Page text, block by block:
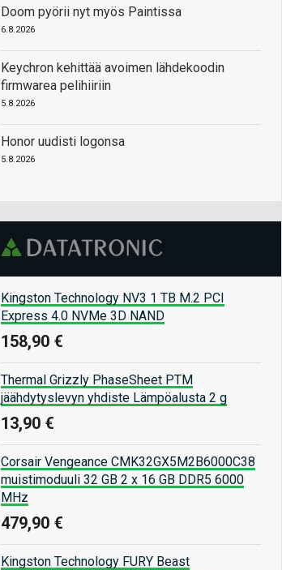
Doom pyörii nyt myös Paintissa
6.8.2026
Keychron kehittää avoimen lähdekoodin
firmwarea pelihiiriin
5.8.2026
Honor uudisti logonsa
5.8.2026
Kingston Technology NV3 1 TB M.2 PCI
Express 4.0 NVMe 3D NAND
158,90 €
Thermal Grizzly PhaseSheet PTM
jäähdytyslevyn yhdiste Lämpöalusta 2 g
13,90 €
Corsair Vengeance CMK32GX5M2B6000C38
muistimoduuli 32 GB 2 x 16 GB DDR5 6000
MHz
479,90 €
Kingston Technology FURY Beast